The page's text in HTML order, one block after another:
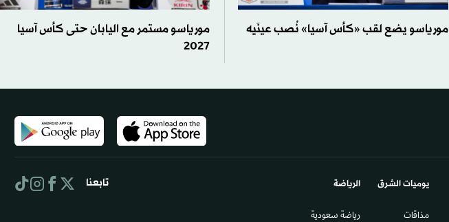
مورياسو يضع لقب «كأس آسيا» نُصب عينَيه
مورياسو مستمر مع اليابان حتى كأس آسيا
2027
يوميات الشرق​
مذاقات
الرياضة
رياضة سعودية
تابعنا